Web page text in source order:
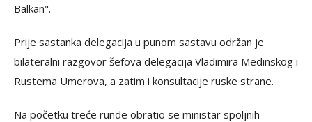
Balkan".
Prije sastanka delegacija u punom sastavu održan je
bilateralni razgovor šefova delegacija Vladimira Medinskog i
Rustema Umerova, a zatim i konsultacije ruske strane.
Na početku treće runde obratio se ministar spoljnih